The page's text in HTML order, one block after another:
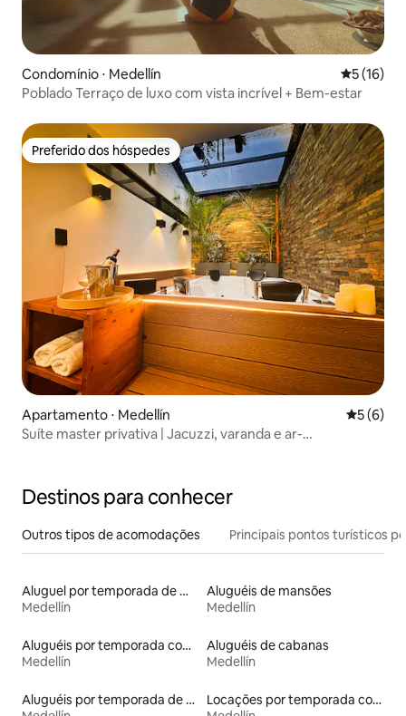
Condomínio ⋅ Medellín 5 de uma
5 (16)
Poblado Terraço de luxo com vista incrível + Bem-estar
Preferido dos hóspedes
Preferido dos hóspedes
Apartamento ⋅ Medellín 5 de
5 (6)
Suíte master privativa | Jacuzzi, varanda e ar-
Destinos para conhecer
Outros tipos de acomodações Principais pontos turísticos
Aluguel por temporada de microcasas
Medellín
Aluguéis de mansões
Medellín
Aluguéis por temporada com sauna
Medellín
Aluguéis de cabanas
Medellín
Aluguéis por temporada de acomodações de luxo
Locações por temporada com piscina